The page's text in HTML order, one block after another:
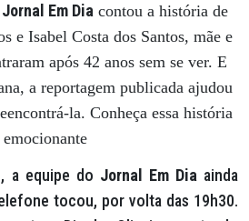
Jornal Em Dia contou a história de
e Isabel Costa dos Santos, mãe e
após 42 anos sem se ver. E
a reportagem publicada ajudou
la. Conheça essa história
emocionante
a equipe do Jornal Em Diaainda
tocou, por volta das 19h30.